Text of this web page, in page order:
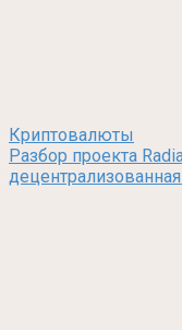
Криптовалюты
Разбор проекта